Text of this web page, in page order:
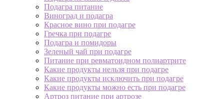
Подагра питание
Виноград и подагра
Красное вино при подагре
Гречка при подагре
Подагра и помидоры
Зеленый чай при подагре
Питание при ревматоидном полиартрите
Какие продукты нельзя при подагре
Какие продукты исключить при подагре
Какие продукты можно есть при подагре
Артроз питание при артрозе